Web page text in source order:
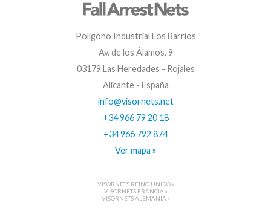
Polígono Industrial Los Barrios
Av. de los Álamos, 9
03179 Las Heredades - Rojales
Alicante - España
info@visornets.net
+34 966 79 20 18
+34 966 792 874
Ver mapa »
VISORNETS REINO UNIDO »
VISORNETS FRANCIA »
VISORNETS ALEMANIA »